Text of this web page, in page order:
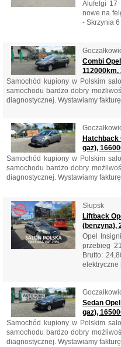
Alufelgi 17
nowe na
- Skrzynia
Combi
112000km,
Samochód kupiony w Polskim
samochodu bardzo dobry
diagnostycznej. Wystawiamy fakturę
Hatchback
gaz),
Samochód kupiony w Polskim
samochodu bardzo dobry
diagnostycznej. Wystawiamy
Słupsk
Liftback
(benzyna),
Opel
przebieg
Brutto:
elektryczne
Sedan
gaz),
Samochód kupiony w Polskim
samochodu bardzo dobry
diagnostycznej. Wystawiamy